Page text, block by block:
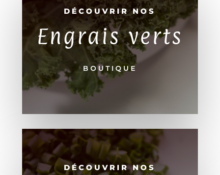
DÉCOUVRIR NOS
Engrais verts
BOUTIQUE
DÉCOUVRIR NOS